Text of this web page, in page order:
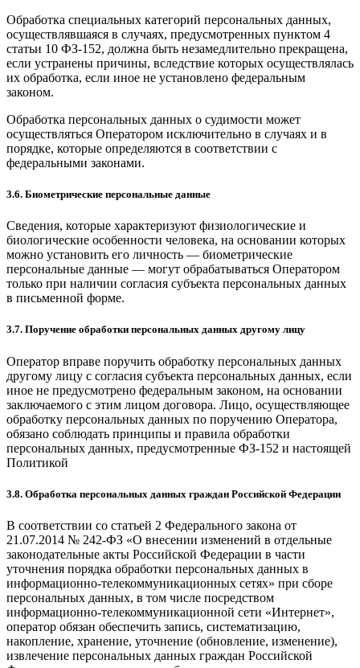
Обработка специальных категорий персональных данных,
осуществлявшаяся в случаях, предусмотренных пунктом 4
статьи 10 ФЗ-152, должна быть незамедлительно прекращена,
если устранены причины, вследствие которых осуществлялась
их обработка, если иное не установлено федеральным
законом.
Обработка персональных данных о судимости может
осуществляться Оператором исключительно в случаях и в
порядке, которые определяются в соответствии с
федеральными законами.
3.6. Биометрические персональные данные
Сведения, которые характеризуют физиологические и
биологические особенности человека, на основании которых
можно установить его личность — биометрические
персональные данные — могут обрабатываться Оператором
только при наличии согласия субъекта персональных данных
в письменной форме.
3.7. Поручение обработки персональных данных другому лицу
Оператор вправе поручить обработку персональных данных
другому лицу с согласия субъекта персональных данных, если
иное не предусмотрено федеральным законом, на основании
заключаемого с этим лицом договора. Лицо, осуществляющее
обработку персональных данных по поручению Оператора,
обязано соблюдать принципы и правила обработки
персональных данных, предусмотренные ФЗ-152 и настоящей
Политикой
3.8. Обработка персональных данных граждан Российской Федерации
В соответствии со статьей 2 Федерального закона от
21.07.2014 № 242-ФЗ «О внесении изменений в отдельные
законодательные акты Российской Федерации в части
уточнения порядка обработки персональных данных в
информационно-телекоммуникационных сетях» при сборе
персональных данных, в том числе посредством
информационно-телекоммуникационной сети «Интернет»,
оператор обязан обеспечить запись, систематизацию,
накопление, хранение, уточнение (обновление, изменение),
извлечение персональных данных граждан Российской